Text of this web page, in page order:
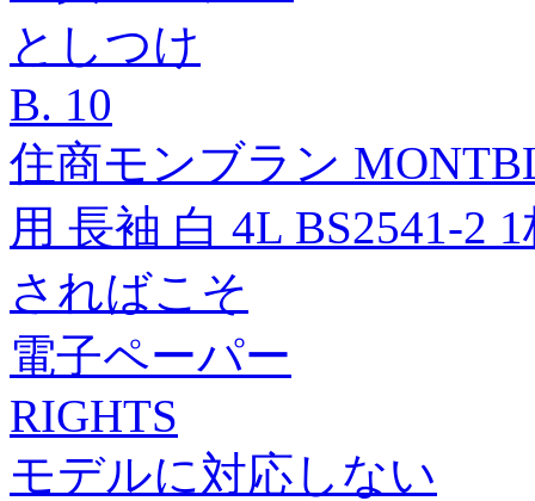
としつけ
B. 10
住商モンブラン
用 長袖 白 4L BS2541-2
さればこそ
電子ペーパー
RIGHTS
モデルに対応しない